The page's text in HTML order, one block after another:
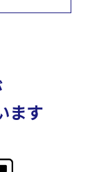
ます